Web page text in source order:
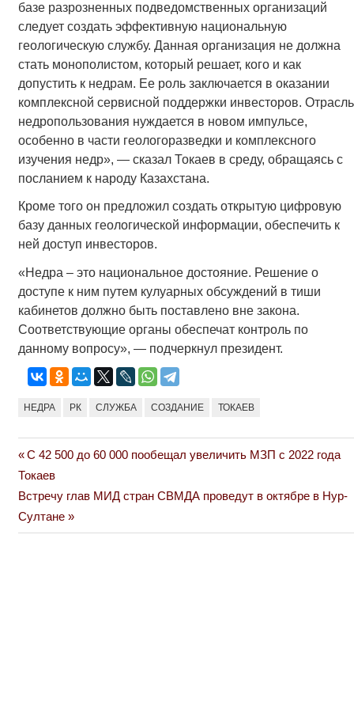
базе разрозненных подведомственных организаций
следует создать эффективную национальную
геологическую службу. Данная организация не должна
стать монополистом, который решает, кого и как
допустить к недрам. Ее роль заключается в оказании
комплексной сервисной поддержки инвесторов. Отрасль
недропользования нуждается в новом импульсе,
особенно в части геологоразведки и комплексного
изучения недр», — сказал Токаев в среду, обращаясь с
посланием к народу Казахстана.
Кроме того он предложил создать открытую цифровую
базу данных геологической информации, обеспечить к
ней доступ инвесторов.
«Недра – это национальное достояние. Решение о
доступе к ним путем кулуарных обсуждений в тиши
кабинетов должно быть поставлено вне закона.
Соответствующие органы обеспечат контроль по
данному вопросу», — подчеркнул президент.
НЕДРА РК СЛУЖБА СОЗДАНИЕ ТОКАЕВ
Навигация
по
записям
Previous
Post:
С 42 500 до 60 000 пообещал увеличить МЗП с 2022 года
Токаев
Next
Post:
Встречу глав МИД стран СВМДА проведут в октябре в Нур-
Султане